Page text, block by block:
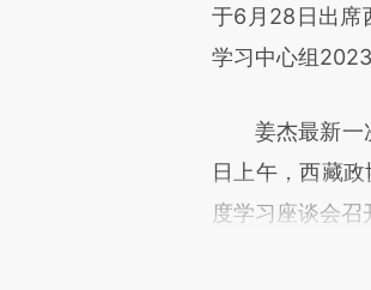
于6月28日出席
学习中心组
姜杰最新一次
日上午，西藏
度学习座谈会召